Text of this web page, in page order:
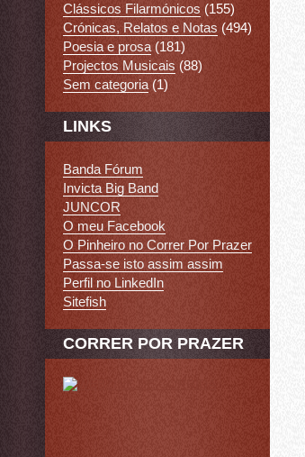
Clássicos Filarmónicos (155)
Crónicas, Relatos e Notas (494)
Poesia e prosa (181)
Projectos Musicais (88)
Sem categoria (1)
LINKS
Banda Fórum
Invicta Big Band
JUNCOR
O meu Facebook
O Pinheiro no Correr Por Prazer
Passa-se isto assim assim
Perfil no LinkedIn
Sitefish
CORRER POR PRAZER